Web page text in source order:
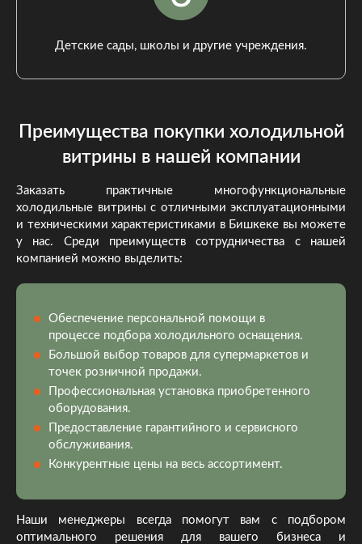
Детские сады, школы и другие учреждения.
Преимущества покупки холодильной
витрины в нашей компании
Заказать практичные многофункциональные
холодильные витрины с отличными эксплуатационными
и техническими характеристиками в Бишкеке вы можете
у нас. Среди преимуществ сотрудничества с нашей
компанией можно выделить:
Обеспечение персональной помощи в
процессе подбора холодильного оснащения.
Большой выбор товаров для супермаркетов и
точек розничной продажи.
Профессиональная установка приобретенного
оборудования.
Предоставление гарантийного и сервисного
обслуживания.
Конкурентные цены на весь ассортимент.
Наши менеджеры всегда помогут вам с подбором
оптимального решения для вашего бизнеса и